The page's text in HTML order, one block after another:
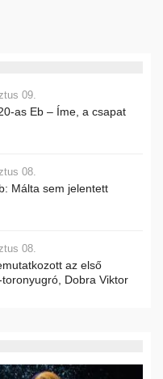
09.
as Eb – Íme, a csapat
08.
Málta sem jelentett
08.
az első
Dobra Viktor